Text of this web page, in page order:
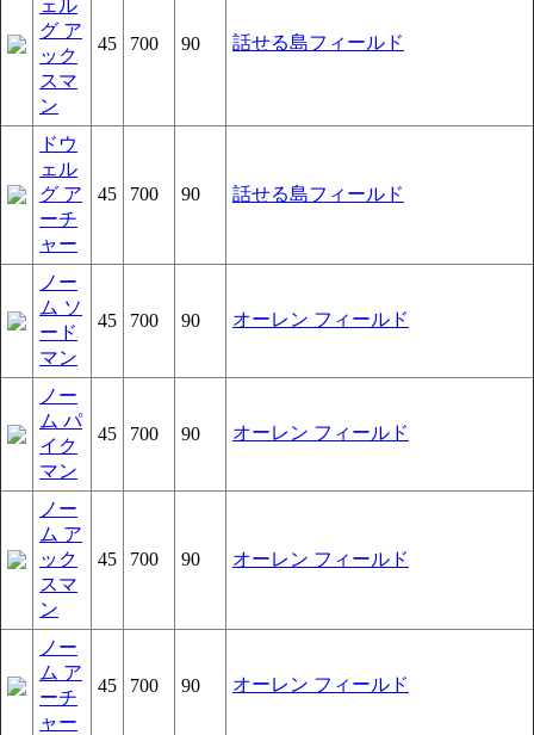
ェル
グ ア
ック
スマ
ン
45 700 90 話せる島フィールド
ドウ
ェル
グ ア
ーチ
ャー
45 700 90 話せる島フィールド
ノー
ム ソ
ード
マン
45 700 90 オーレン フィールド
ノー
ム パ
イク
マン
45 700 90 オーレン フィールド
ノー
ム ア
ック
スマ
ン
45 700 90 オーレン フィールド
ノー
ム ア
ーチ
ャー
45 700 90 オーレン フィールド